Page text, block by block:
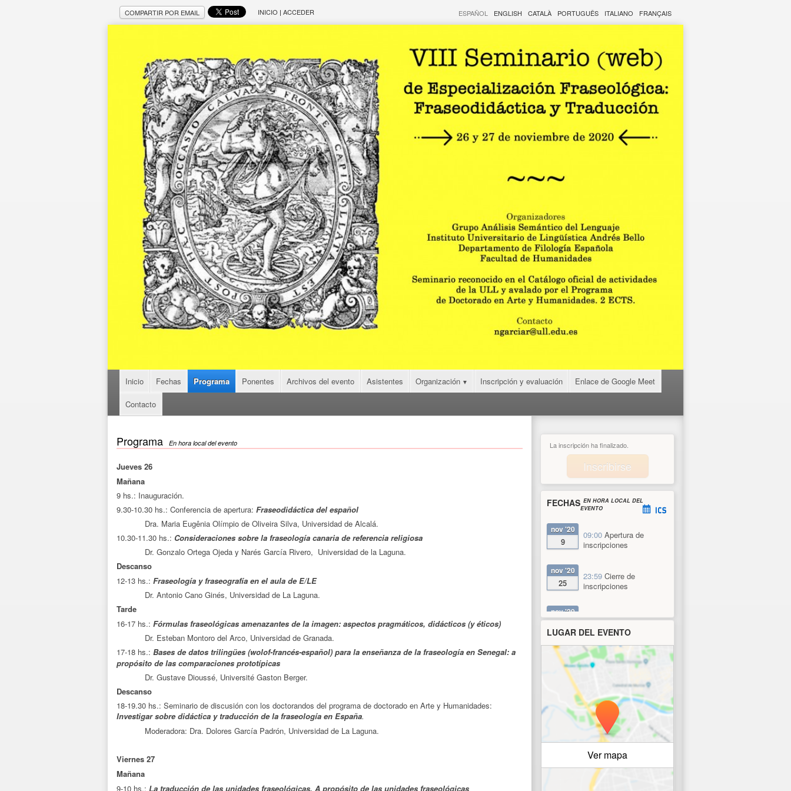
COMPARTIR POR EMAIL INICIO | ACCEDER ESPAÑOL ENGLISH CATALÀ PORTUGUÊS ITALIANO FRANÇAIS
Inicio Fechas Programa Ponentes Archivos del evento Asistentes Organización Inscripción y evaluación Enlace de Google Meet
Contacto
Programa En hora local del evento
Jueves 26
Mañana
9 hs.: Inauguración.
9.30-10.30 hs.: Conferencia de apertura: Fraseodidáctica del español
Dra. Maria Eugênia Olímpio de Oliveira Silva, Universidad de Alcalá.
10.30-11.30 hs.: Consideraciones sobre la fraseología canaria de referencia religiosa
Dr. Gonzalo Ortega Ojeda y Narés García Rivero, Universidad de la Laguna.
Descanso
12-13 hs.: Fraseología y fraseografía en el aula de E/LE
Dr. Antonio Cano Ginés, Universidad de La Laguna.
Tarde
16-17 hs.: Fórmulas fraseológicas amenazantes de la imagen: aspectos pragmáticos, didácticos (y éticos)
Dr. Esteban Montoro del Arco, Universidad de Granada.
17-18 hs.: Bases de datos trilingües (wolof-francés-español) para la enseñanza de la fraseología en Senegal: a
propósito de las comparaciones prototípicas
Dr. Gustave Dioussé, Université Gaston Berger.
Descanso
18-19.30 hs.: Seminario de discusión con los doctorandos del programa de doctorado en Arte y Humanidades:
Investigar sobre didáctica y traducción de la fraseología en España.
Moderadora: Dra. Dolores García Padrón, Universidad de La Laguna.
Viernes 27
Mañana
9-10 hs.: La traducción de las unidades fraseológicas. A propósito de las unidades fraseológicas
La inscripción ha finalizado.
Inscribirse
FECHAS EN HORA LOCAL DEL
EVENTO
nov'20
9
09:00 Apertura de
inscripciones
nov'20
25
23:59 Cierre de
inscripciones
nov'20
26
09:00Fecha de inicio
nov
27
13:30Fecha de fin
LUGAR DEL EVENTO
Ver mapa